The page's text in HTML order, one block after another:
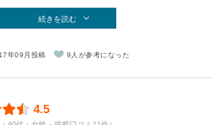
続きを読む
年09月投稿 9人が参考になった
4.5